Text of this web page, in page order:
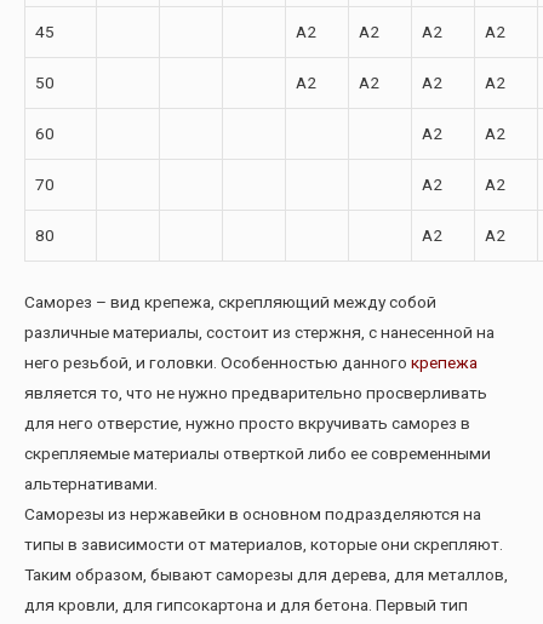
45 A2 A2 A2 A2
50 A2 A2 A2 A2
60 A2 A2
70 A2 A2
80 A2 A2
Саморез – вид крепежа, скрепляющий между собой
различные материалы, состоит из стержня, с нанесенной на
него резьбой, и головки. Особенностью данного крепежа
является то, что не нужно предварительно просверливать
для него отверстие, нужно просто вкручивать саморез в
скрепляемые материалы отверткой либо ее современными
альтернативами.
Саморезы из нержавейки в основном подразделяются на
типы в зависимости от материалов, которые они скрепляют.
Таким образом, бывают саморезы для дерева, для металлов,
для кровли, для гипсокартона и для бетона. Первый тип